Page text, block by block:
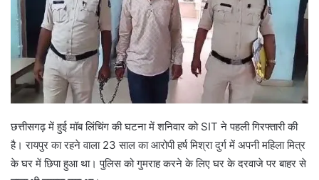
छत्तीसगढ़ में हुई मॉब लिंचिंग की घटना में शनिवार को SIT ने पहली गिरफ्तारी की
है। रायपुर का रहने वाला 23 साल का आरोपी हर्ष मिश्रा दुर्ग में अपनी महिला मित्र
के घर में छिपा हुआ था। पुलिस को गुमराह करने के लिए घर के दरवाजे पर बाहर से